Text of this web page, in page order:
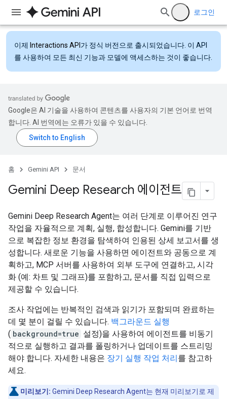
로그인
이제 Interactions API 가 정식 버전으로 출시되었습니다. 이 API
를 사용하여 모든 최신 기능과 모델에 액세스하는 것이 좋습니다.
Google은 AI 기술을 사용하여 콘텐츠를 사용자의 기본 언어로 번역
합니다. AI 번역에는 오류가 있을 수 있습니다.
홈 Gemini API 문서
Gemini Deep Research 에이전트
Gemini Deep Research Agent는 여러 단계로 이루어진 연구
작업을 자율적으로 계획, 실행, 합성합니다. Gemini를 기반
으로 복잡한 정보 환경을 탐색하여 인용된 상세 보고서를 생
성합니다. 새로운 기능을 사용하면 에이전트와 공동으로 계
획하고, MCP 서버를 사용하여 외부 도구에 연결하고, 시각
화 (예: 차트 및 그래프)를 포함하고, 문서를 직접 입력으로
제공할 수 있습니다.
조사 작업에는 반복적인 검색과 읽기가 포함되며 완료하는
데 몇 분이 걸릴 수 있습니다. 백그라운드 실행
( background=true 설정)을 사용하여 에이전트를 비동기
적으로 실행하고 결과를 폴링하거나 업데이트를 스트리밍
해야 합니다. 자세한 내용은 장기 실행 작업 처리를 참고하
세요.
미리보기: Gemini Deep Research Agent는 현재 미리보기로 제